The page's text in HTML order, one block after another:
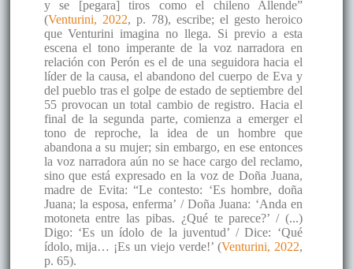
y se [pegara] tiros como el chileno Allende”
(Venturini, 2022, p. 78), escribe; el gesto heroico
que Venturini imagina no llega. Si previo a esta
escena el tono imperante de la voz narradora en
relación con Perón es el de una seguidora hacia el
líder de la causa, el abandono del cuerpo de Eva y
del pueblo tras el golpe de estado de septiembre del
55 provocan un total cambio de registro. Hacia el
final de la segunda parte, comienza a emerger el
tono de reproche, la idea de un hombre que
abandona a su mujer; sin embargo, en ese entonces
la voz narradora aún no se hace cargo del reclamo,
sino que está expresado en la voz de Doña Juana,
madre de Evita: “Le contesto: ‘Es hombre, doña
Juana; la esposa, enferma’ / Doña Juana: ‘Anda en
motoneta entre las pibas. ¿Qué te parece?’ / (...)
Digo: ‘Es un ídolo de la juventud’ / Dice: ‘Qué
ídolo, mija… ¡Es un viejo verde!’ (Venturini, 2022,
p. 65).